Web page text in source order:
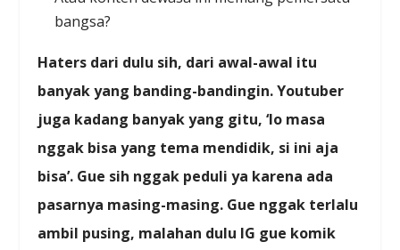
bangsa?
Haters dari dulu sih, dari awal-awal itu
banyak yang banding-bandingin. Youtuber
juga kadang banyak yang gitu, ‘lo masa
nggak bisa yang tema mendidik, si ini aja
bisa’. Gue sih nggak peduli ya karena ada
pasarnya masing-masing. Gue nggak terlalu
ambil pusing, malahan dulu IG gue komik